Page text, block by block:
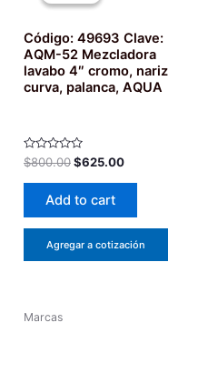
Código: 49693 Clave:
AQM-52 Mezcladora
lavabo 4″ cromo, nariz
curva, palanca, AQUA
Rated
0
out
$800.00$625.00
Add to cart
Agregar a cotización
Marcas